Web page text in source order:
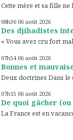
Cette mère et sa fille ne
08h36 06 août 2026
Des djihadistes
« Vous avez cru fort
07h54 06 août 2026
Bonnes et
Deux doctrines Dans le
07h15 06 août 2026
De quoi gâcher
La France est en